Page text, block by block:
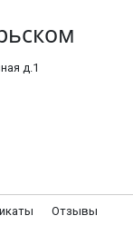
д.1
Отзывы